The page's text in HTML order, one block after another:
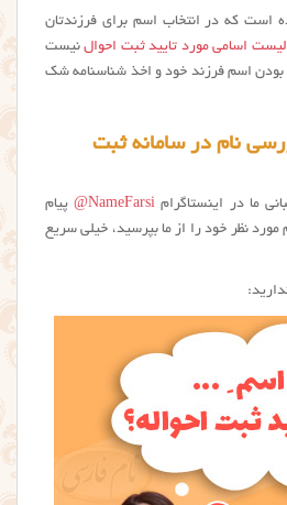
است که در انتخاب اسم برای فرزندتان
لیست اسامی مورد تایید ثبت احوالنیست
بودن اسم فرزند خود و اخذ شناسنامه شک
نام در سامانه ثبت
ما در اینستاگرام NameFarsi@
پیام
نظر خود را از ما بپرسید، خیلی سریع